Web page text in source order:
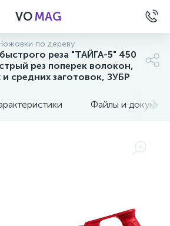
VOMAG
по дереву
реза "ТАЙГА-5" 450
рез поперек волокон,
средних заготовок, ЗУБР
Файлы и